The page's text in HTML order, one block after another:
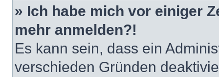
» Ich habe mich vor einiger
mehr anmelden?!
Es kann sein, dass ein
verschieden Gründen